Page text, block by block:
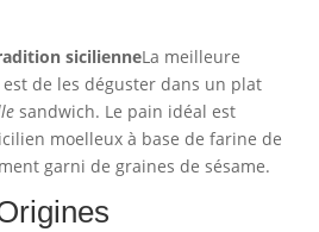
sicilienneLa meilleure
de les déguster dans un plat
sandwich. Le pain idéal est
moelleux à base de farine de
garni de graines de sésame.